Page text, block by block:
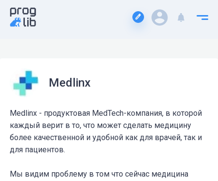
Medlinx
Medlinx - продуктовая MedTech-компания, в которой
каждый верит в то, что может сделать медицину
более качественной и удобной как для врачей, так и
для пациентов.
Мы видим проблему в том что сейчас медицина